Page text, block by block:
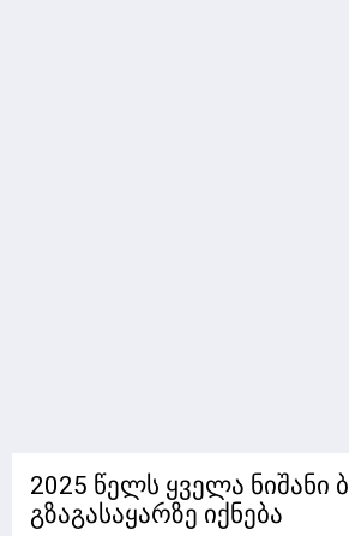
2025 წელს ყველა ნიშანი
გზაგასაყარზე იქნება